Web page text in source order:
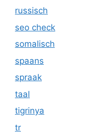
russisch
seo check
somalisch
spaans
spraak
taal
tigrinya
tr